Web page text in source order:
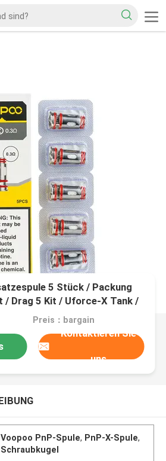
5 Stück / Packung
/ Drag 5 Kit / Uforce-X Tank /
Preis：bargain
Kontaktieren Sie
uns
Voopoo PnP-Spule, PnP-X-Spule,
Schraubkugel